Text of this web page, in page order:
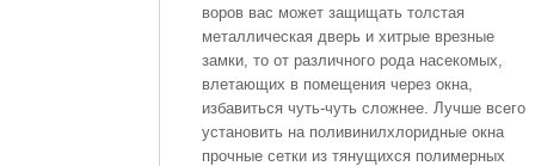
воров вас может защищать толстая
металлическая дверь и хитрые врезные
замки, то от различного рода насекомых,
влетающих в помещения через окна,
избавиться чуть-чуть сложнее. Лучше всего
установить на поливинилхлоридные окна
прочные сетки из тянущихся полимерных